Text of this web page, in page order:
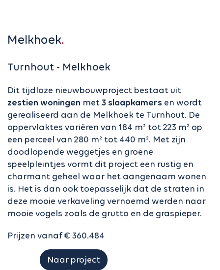
Melkhoek
Turnhout - Melkhoek
Dit tijdloze nieuwbouwproject bestaat uit
zestien woningen met3 slaapkamers en wordt
gerealiseerd aan de Melkhoek te Turnhout. De
oppervlaktes variëren van 184 m² tot 223 m² op
een perceel van 280 m² tot 440 m². Met zijn
doodlopende weggetjes en groene
speelpleintjes vormt dit project een rustig en
charmant geheel waar het aangenaam wonen
is. Het is dan ook toepasselijk dat de straten in
deze mooie verkaveling vernoemd werden naar
mooie vogels zoals de grutto en de graspieper.
Prijzen vanaf € 360.484
Naar project